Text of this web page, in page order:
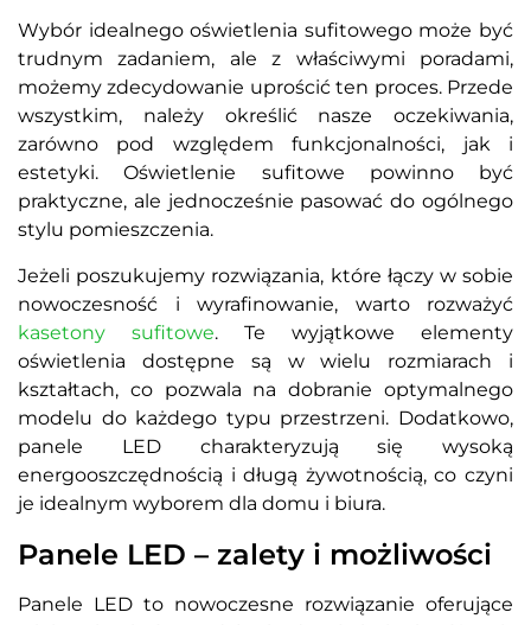
Wybór idealnego oświetlenia sufitowego może być
trudnym zadaniem, ale z właściwymi poradami,
możemy zdecydowanie uprościć ten proces. Przede
wszystkim, należy określić nasze oczekiwania,
zarówno pod względem funkcjonalności, jak i
estetyki. Oświetlenie sufitowe powinno być
praktyczne, ale jednocześnie pasować do ogólnego
stylu pomieszczenia.
Jeżeli poszukujemy rozwiązania, które łączy w sobie
nowoczesność i wyrafinowanie, warto rozważyć
kasetony sufitowe. Te wyjątkowe elementy
oświetlenia dostępne są w wielu rozmiarach i
kształtach, co pozwala na dobranie optymalnego
modelu do każdego typu przestrzeni. Dodatkowo,
panele LED charakteryzują się wysoką
energooszczędnością i długą żywotnością, co czyni
je idealnym wyborem dla domu i biura.
Panele LED – zalety i możliwości
Panele LED to nowoczesne rozwiązanie oferujące